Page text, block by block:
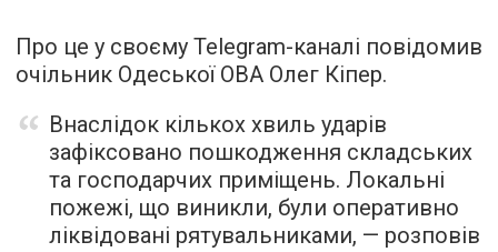
Про це у своєму Telegram-каналі повідомив
очільник Одеської ОВА Олег Кіпер.
Внаслідок кількох хвиль ударів
зафіксовано пошкодження складських
та господарчих приміщень. Локальні
пожежі, що виникли, були оперативно
ліквідовані рятувальниками, — розповів